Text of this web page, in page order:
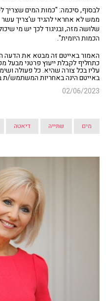
לבסוף, סיכמה: "כמות המים שצריך
ממש לא אחראי להגיד ש'צריך עשר
שלושה מזה, ובניגוד לכך יש מי
הכמות היומית".
האמור באייטם זה מבטא את הדעה
כתחליף לקבלת ייעוץ פרטני מבעל
עליו בכל צורה שהיא. כל פעולה
באייטם הינה באחריות המשתמש/ת
02/06/2023
מים שתייה דיאטה